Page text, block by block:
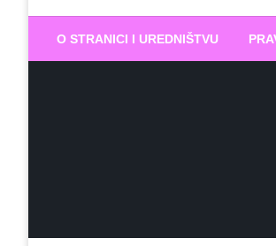
Biram
O STRANICI I UREDNIŠTVU